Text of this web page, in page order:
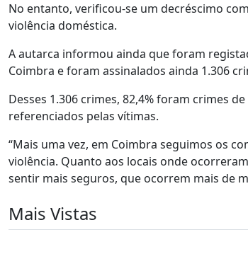
No entanto, verificou-se um decréscimo
violência doméstica.
A autarca informou ainda que foram
Coimbra e foram assinalados ainda 1.306
Desses 1.306 crimes, 82,4% foram crimes
referenciados pelas vítimas.
“Mais uma vez, em Coimbra seguimos os
violência. Quanto aos locais onde
sentir mais seguros, que ocorrem mais de
Mais Vistas